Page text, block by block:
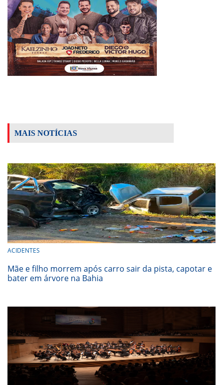
MAIS NOTÍCIAS
ACIDENTES
Mãe e filho morrem após carro sair da pista, capotar e
bater em árvore na Bahia